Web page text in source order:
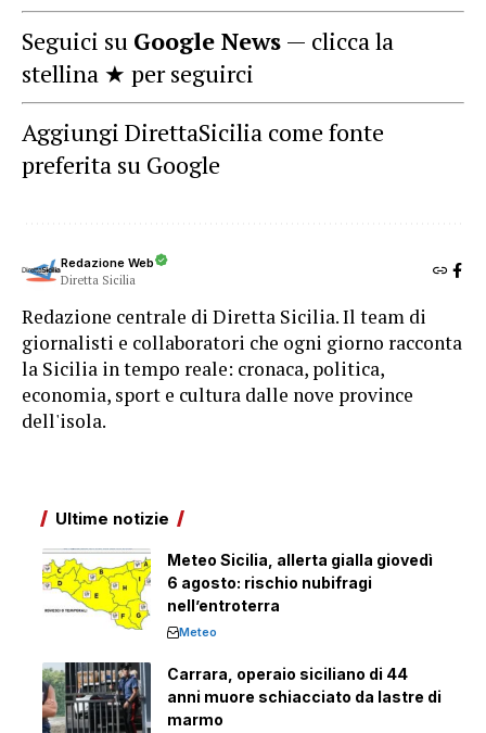
Seguici su Google News — clicca la
stellina ★ per seguirci
Aggiungi DirettaSicilia come fonte
preferita su Google
Redazione Web
Diretta Sicilia
Redazione centrale di Diretta Sicilia. Il team di
giornalisti e collaboratori che ogni giorno racconta
la Sicilia in tempo reale: cronaca, politica,
economia, sport e cultura dalle nove province
dell'isola.
Ultime notizie
Meteo Sicilia, allerta gialla giovedì
6 agosto: rischio nubifragi
nell’entroterra
Meteo
Carrara, operaio siciliano di 44
anni muore schiacciato da lastre di
marmo